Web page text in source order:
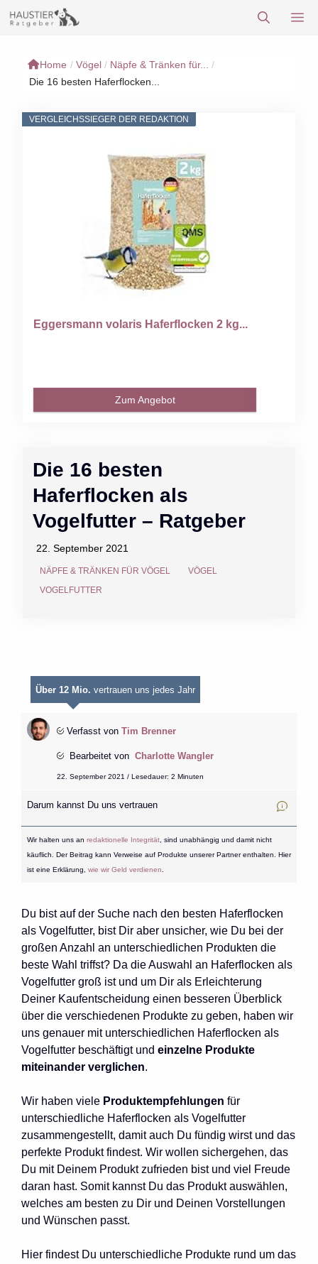
Inhalt
Home / Vögel / Näpfe & Tränken für...
/
Die 16 besten Haferflocken...
Die 16 besten
Haferflocken als
Vogelfutter – Ratgeber
22. September 2021
NÄPFE & TRÄNKEN FÜR VÖGEL
VÖGEL
VOGELFUTTER
VERGLEICHSSIEGER DER REDAKTION
Eggersmann volaris Haferflocken 2 kg...
Zum Angebot
Über 12 Mio. vertrauen uns jedes Jahr
Verfasst von Tim Brenner
Bearbeitet von Charlotte Wangler
22. September 2021 / Lesedauer: 2 Minuten
Darum kannst Du uns vertrauen
Wir halten uns an redaktionelle Integrität, sind unabhängig und damit nicht
käuflich. Der Beitrag kann Verweise auf Produkte unserer Partner enthalten. Hier
ist eine Erklärung, wie wir Geld verdienen
Du bist auf der Suche nach den besten Haferflocken
als Vogelfutter, bist Dir aber unsicher, wie Du bei der
großen Anzahl an unterschiedlichen Produkten die
beste Wahl triffst? Da die Auswahl an Haferflocken als
Vogelfutter groß ist und um Dir als Erleichterung
Deiner Kaufentscheidung einen besseren Überblick
über die verschiedenen Produkte zu geben, haben wir
uns genauer mit unterschiedlichen Haferflocken als
Vogelfutter beschäftigt und einzelne Produkte
miteinander verglichen.
Wir haben viele Produktempfehlungen für
unterschiedliche Haferflocken als Vogelfutter
zusammengestellt, damit auch Du fündig wirst und das
perfekte Produkt findest. Wir wollen sichergehen, das
Du mit Deinem Produkt zufrieden bist und viel Freude
daran hast. Somit kannst Du das Produkt auswählen,
welches am besten zu Dir und Deinen Vorstellungen
und Wünschen passt.
Hier findest Du unterschiedliche Produkte rund um das